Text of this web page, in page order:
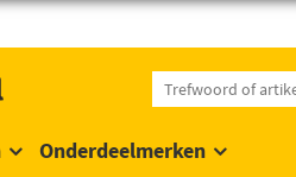
Onderdeelmerken